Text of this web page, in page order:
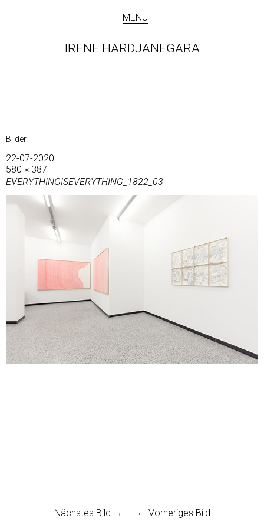
MENÜ
IRENE HARDJANEGARA
Bilder
22-07-2020
580 × 387
EVERYTHINGISEVERYTHING_1822_03
Nächstes Bild Vorheriges Bild